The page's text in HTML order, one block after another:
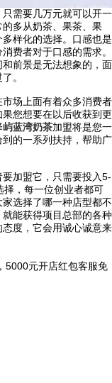
需要几万元就可以开一
多从奶茶、果茶、果
样化的选择。口感也是
费者对于口感的需求。
前景是无法想象的，面
。
场上面有着众多消费者
您想要在以后收获到更
屿蓝湾奶茶加盟将是您一
的一系列扶持，帮助广
加盟它，只需要投入5-
择，每一位创业者都可
选择了哪一种店型都不
能获得项目总部的各种
度，它会用诚心诚意来
5000元开店红包客服免